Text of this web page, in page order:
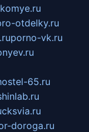
otdelky.ru
porno-vk.ru
65.ru
doroga.ru